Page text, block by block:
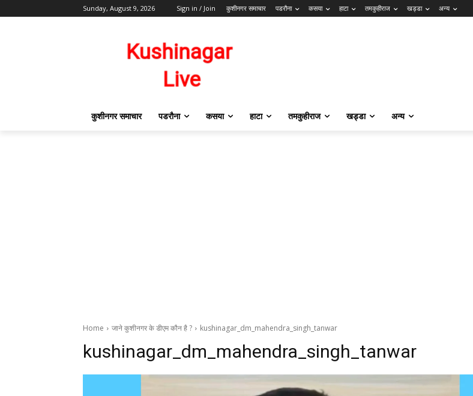
Sunday, August 9, 2026 Sign in / Join कुशीनगर समाचार पडरौना कसया हाटा तमकुहीराज खड्डा अन्य
कुशीनगर समाचार पडरौना कसया हाटा तमकुहीराज खड्डा अन्य
Home जाने कुशीनगर के डीएम कौन है ? kushinagar_dm_mahendra_singh_tanwar
kushinagar_dm_mahendra_singh_tanwar